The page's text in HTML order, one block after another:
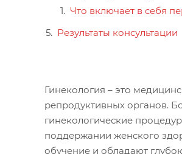
Что включает в себя
Результаты консультации
Гинекология – это
репродуктивных органов.
гинекологические
поддержании женского
обучение и обладают